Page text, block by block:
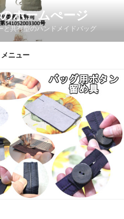
ホームぺージ
と共有型のハンドメイドバッグ
メニュー